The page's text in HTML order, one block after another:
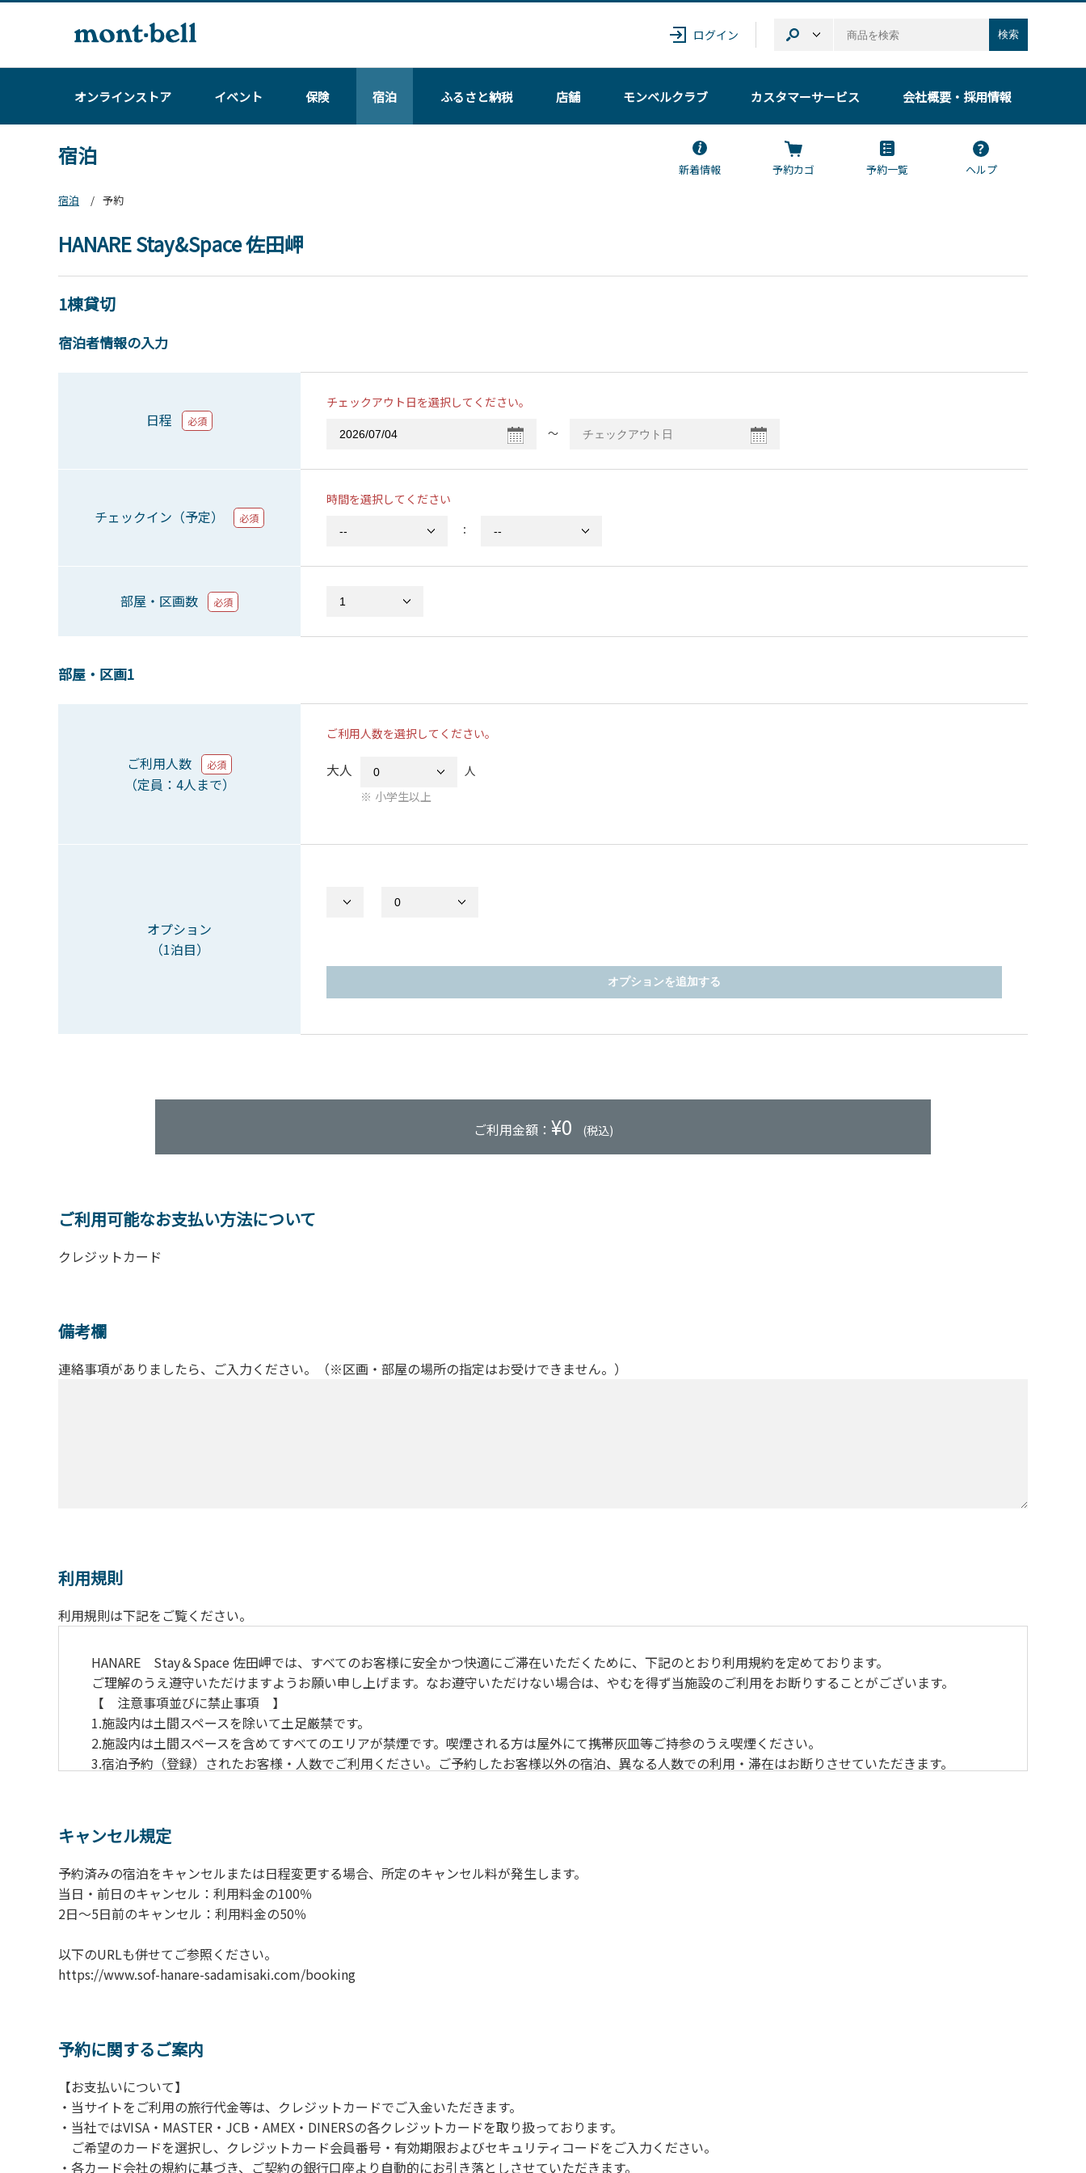
ログイン 検索
オンラインストア イベント 保険 宿泊 ふるさと納税 店舗 モンベルクラブ カスタマーサービス 会社概要・採用情報
宿泊
新着情報 予約カゴ 予約一覧
ヘルプ
宿泊
予約
HANARE Stay&Space 佐田岬
1棟貸切
宿泊者情報の入力
日程 必須
チェックアウト日を選択してください。
〜
チェックイン（予定） 必須
時間を選択してください
：
部屋・区画数 必須
部屋・区画1
ご利用人数 必須
（定員：4人まで）
ご利用人数を選択してください。
大人
人
小学生以上
オプション
（1泊目）
オプションを追加する
ご利用金額： ¥0 (税込)
ご利用可能なお支払い方法について
クレジットカード
備考欄
連絡事項がありましたら、ご入力ください。（※区画・部屋の場所の指定はお受けできません。）
利用規則
利用規則は下記をご覧ください。
HANARE Stay＆Space 佐田岬では、すべてのお客様に安全かつ快適にご滞在いただくために、下記のとおり利用規約を定めております。
ご理解のうえ遵守いただけますようお願い申し上げます。なお遵守いただけない場合は、やむを得ず当施設のご利用をお断りすることがございます。
【 注意事項並びに禁止事項 】
1.施設内は土間スペースを除いて土足厳禁です。
2.施設内は土間スペースを含めてすべてのエリアが禁煙です。喫煙される方は屋外にて携帯灰皿等ご持参のうえ喫煙ください。
3.宿泊予約（登録）されたお客様・人数でご利用ください。ご予約したお客様以外の宿泊、異なる人数での利用・滞在はお断りさせていただきます。
6.敷地内の地面での直火によるBBQ等はご遠慮願います。
7.BBQ及び焚火台の利用後は炭の鎮火の確認は必ずお願いいたします。
8.施設内外で騒ぎたてることは固く禁止させていただきます。
キャンセル規定
予約済みの宿泊をキャンセルまたは日程変更する場合、所定のキャンセル料が発生します。
当日・前日のキャンセル：利用料金の100％
​2日～5日前のキャンセル：利用料金の50％
以下のURLも併せてご参照ください。
https://www.sof-hanare-sadamisaki.com/booking
予約に関するご案内
【お支払いについて】
・当サイトをご利用の旅行代金等は、クレジットカードでご入金いただきます。
・当社ではVISA・MASTER・JCB・AMEX・DINERSの各クレジットカードを取り扱っております。
ご希望のカードを選択し、クレジットカード会員番号・有効期限およびセキュリティコードをご入力ください。
・各カード会社の規約に基づき、ご契約の銀行口座より自動的にお引き落としさせていただきます。